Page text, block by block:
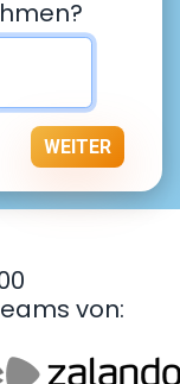
WEITER
von: